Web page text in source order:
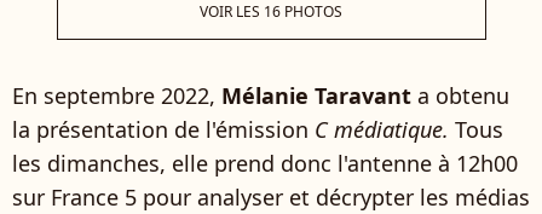
VOIR LES 16 PHOTOS
En septembre 2022, Mélanie Taravant a obtenu
la présentation de l'émission C médiatique. Tous
les dimanches, elle prend donc l'antenne à 12h00
sur France 5 pour analyser et décrypter les médias